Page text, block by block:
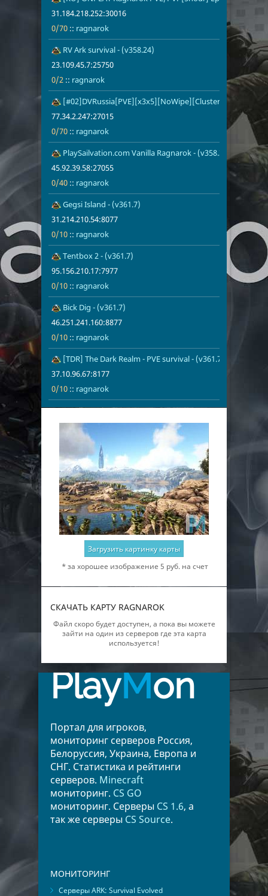
31.184.218.252:30016
0/70 :: ragnarok
RV Ark survival - (v358.24)
23.109.45.7:25750
0/2 :: ragnarok
ragnarok
[#02]DVRussia[PVE][x3x5][NoWipe][Cluster][Mods] -
77.34.2.247:27015
0/70 :: ragnarok
0/70
ragnarok
PlaySailvation.com Vanilla Ragnarok - (v358.3)
45.92.39.58:27055
0/40 :: ragnarok
ragnarok
Gegsi Island - (v361.7)
31.214.210.54:8077
0/10 :: ragnarok
Tentbox 2 - (v361.7)
95.156.210.17:7977
0/10 :: ragnarok
ragnarok
Bick Dig - (v361.7)
46.251.241.160:8877
0/10 :: ragnarok
[TDR] The Dark Realm - PVE survival - (v361.7)
37.10.96.67:8177
0/10 :: ragnarok
Загрузить картинку карты
* за хорошее изображение 5 руб. на счет
СКАЧАТЬ КАРТУ RAGNAROK
Файл скоро будет доступен, а пока вы можете
зайти на один из серверов где эта карта
используется!
PlayMon
Портал для игроков,
мониторинг серверов Россия,
Белоруссия, Украина, Европа и
СНГ. Статистика и рейтинги
серверов. Minecraft
мониторинг. CS GO
мониторинг. Серверы CS 1.6, а
так же серверы CS Source.
МОНИТОРИНГ
Серверы ARK: Survival Evolved